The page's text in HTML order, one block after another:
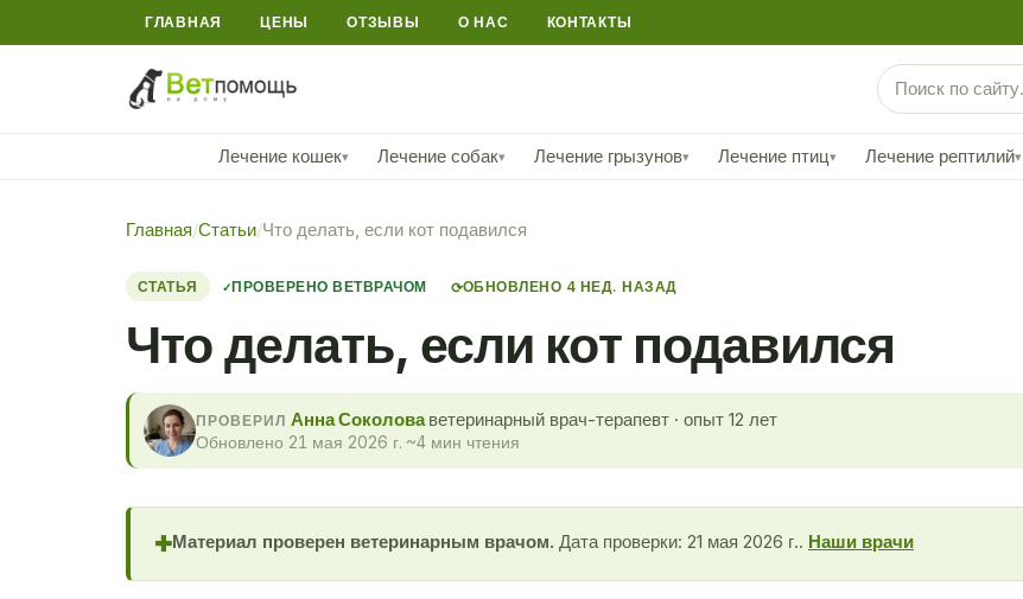
ГЛАВНАЯ ЦЕНЫ ОТЗЫВЫ О НАС КОНТАКТЫ
Лечение кошек▾ Лечение собак▾ Лечение грызунов▾ Лечение птиц▾ Лечение рептилий▾
Главная/Статьи/Что делать, если кот подавился
СТАТЬЯ ПРОВЕРЕНО ВЕТВРАЧОМ ⟳ОБНОВЛЕНО 4 НЕД. НАЗАД
Что делать, если кот подавился
ПРОВЕРИЛ Анна Соколоваветеринарный врач-терапевт · опыт 12 лет
Обновлено 21 мая 2026 г. ~4 мин чтения
✚Материал проверен ветеринарным врачом. Дата проверки: 21 мая 2026 г.. Наши врачи